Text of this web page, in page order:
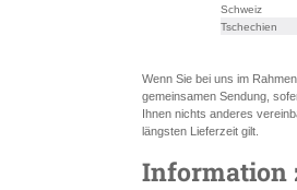
Schweiz
Tschechien
Wenn Sie bei uns im
gemeinsamen Sendung,
Ihnen nichts anderes
längsten Lieferzeit gilt.
Information